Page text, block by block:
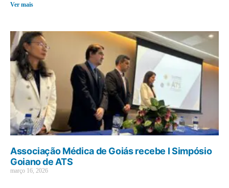
Ver mais
Associação Médica de Goiás recebe I Simpósio
Goiano de ATS
março 16, 2026